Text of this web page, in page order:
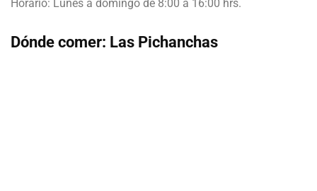
Horario: Lunes a domingo de 8:00 a 16:00 hrs.
Dónde comer: Las Pichanchas